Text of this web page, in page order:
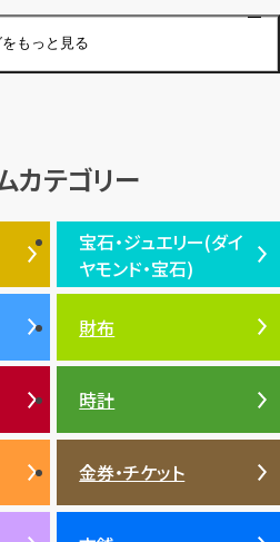
もっと見る
ーデマピゲ
リーム ウブロ
ルイ・ヴィトン 豆知識 カルティエ
相場 グッチ 買取 プラダ
金貨 ブルガリ
アメジスト
バレンシアガ
ブレゲ SDGs
カテゴリー
宝石・ジュエリー(ダイ
ヤモンド・宝石)
宝石・ジュエリー(ダイヤモ
ンド・宝石)TOP
ダイヤモンド
エメラルド
ルビー
サファイア
財布
時計
金券・チケット